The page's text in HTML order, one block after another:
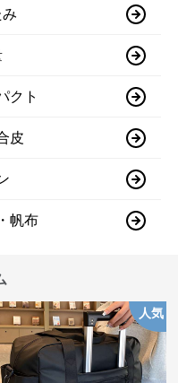
クト
皮
帆布
人気